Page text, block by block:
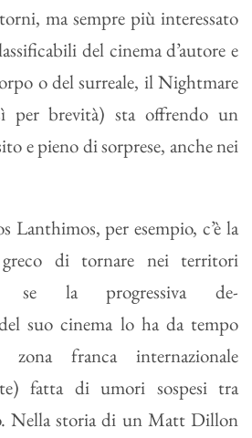
ma sempre più interessato
del cinema d’autore e
o del surreale, il Nightmare
per brevità) sta offrendo un
e pieno di sorprese, anche nei
Lanthimos, per esempio, c’è la
di tornare nei territori
se la progressiva de-
suo cinema lo ha da tempo
franca internazionale
fatta di umori sospesi tra
Nella storia di un Matt Dillon